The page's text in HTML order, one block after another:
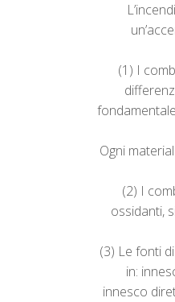
(1) I
Ogni
(2) I
ossidanti,
(3) Le fonti
in:
innesco